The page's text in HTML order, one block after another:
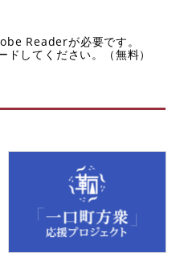
Readerが必要です。
してください。（無料）